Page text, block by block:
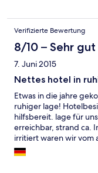
Erdgeschoss mit Mini
natürlich rasend
Verifizierte Bewertung
8/10 – Sehr gut
7. Juni 2015
Nettes hotel in
Etwas in die jahre
ruhiger lage!
hilfsbereit. lage für
erreichbar, strand ca.
irritiert waren wir vom
nicht gleich als solcher
von schilf bewachsen